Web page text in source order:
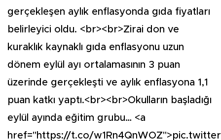
gerçekleşen aylık enflasyonda gıda fiyatları
belirleyici oldu. <br><br>Zirai don ve
kuraklık kaynaklı gıda enflasyonu uzun
dönem eylül ayı ortalamasının 3 puan
üzerinde gerçekleşti ve aylık enflasyona 1,1
puan katkı yaptı.<br><br>Okulların başladığı
eylül ayında eğitim grubu… <a
href="https://t.co/